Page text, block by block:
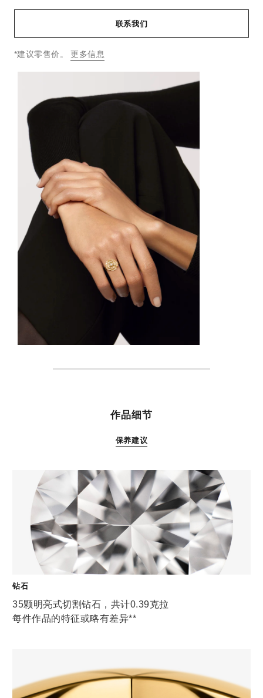
联系我们
↩
*建议零售价。 更多信息
作品细节
保养建议
钻石
35颗明亮式切割钻石，共计0.39克拉
每件作品的特征或略有差异**